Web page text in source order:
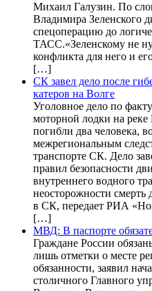
Михаил Галузин. По
Владимира Зеленского
спецоперацию до
ТАСС.«Зеленскому не
конфликта для него и
[…]
СК завел дело после
катеров на Волге
Уголовное дело по
моторной лодки на реке
погибли два человека,
межрегиональным
транспорте СК. Дело
правил безопасности
внутреннего водного
неосторожности
в СК, передает РИА
[…]
МВД: В паспорте
Граждане России
лишь отметки о месте
обязанности, заявил
столичного Главного